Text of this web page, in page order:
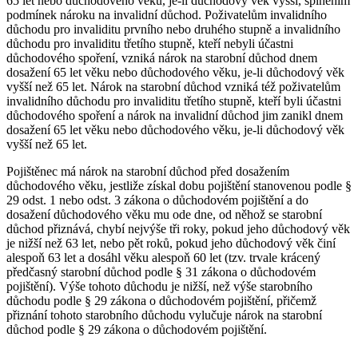
podmínek nároku na invalidní důchod. Poživatelům invalidního
důchodu pro invaliditu prvního nebo druhého stupně a invalidního
důchodu pro invaliditu třetího stupně, kteří nebyli účastni
důchodového spoření, vzniká nárok na starobní důchod dnem
dosažení 65 let věku nebo důchodového věku, je-li důchodový věk
vyšší než 65 let. Nárok na starobní důchod vzniká též poživatelům
invalidního důchodu pro invaliditu třetího stupně, kteří byli účastni
důchodového spoření a nárok na invalidní důchod jim zanikl dnem
dosažení 65 let věku nebo důchodového věku, je-li důchodový věk
vyšší než 65 let.
Pojištěnec má nárok na starobní důchod před dosažením
důchodového věku, jestliže získal dobu pojištění stanovenou podle §
29 odst. 1 nebo odst. 3 zákona o důchodovém pojištění a do
dosažení důchodového věku mu ode dne, od něhož se starobní
důchod přiznává, chybí nejvýše tři roky, pokud jeho důchodový věk
je nižší než 63 let, nebo pět roků, pokud jeho důchodový věk činí
alespoň 63 let a dosáhl věku alespoň 60 let (tzv. trvale krácený
předčasný starobní důchod podle § 31 zákona o důchodovém
pojištění). Výše tohoto důchodu je nižší, než výše starobního
důchodu podle § 29 zákona o důchodovém pojištění, přičemž
přiznání tohoto starobního důchodu vylučuje nárok na starobní
důchod podle § 29 zákona o důchodovém pojištění.